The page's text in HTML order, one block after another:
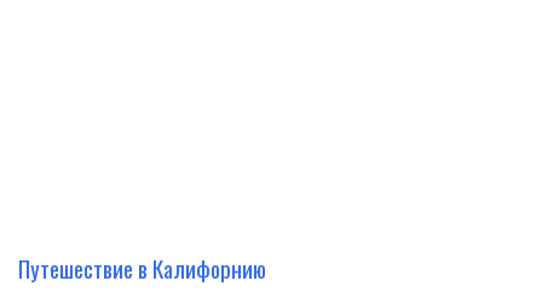
Путешествие в Калифорнию